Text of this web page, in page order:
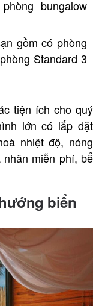
bungalow
gồm có phòng
Standard 3
tiện ích cho quý
lớn có lắp đặt
nhiệt độ, nóng
miễn phí, bể
biển